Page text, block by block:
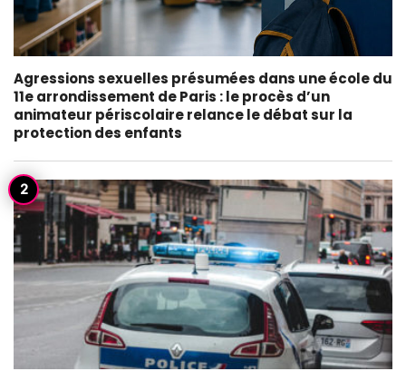
Agressions sexuelles présumées dans une école du
11e arrondissement de Paris : le procès d’un
animateur périscolaire relance le débat sur la
protection des enfants